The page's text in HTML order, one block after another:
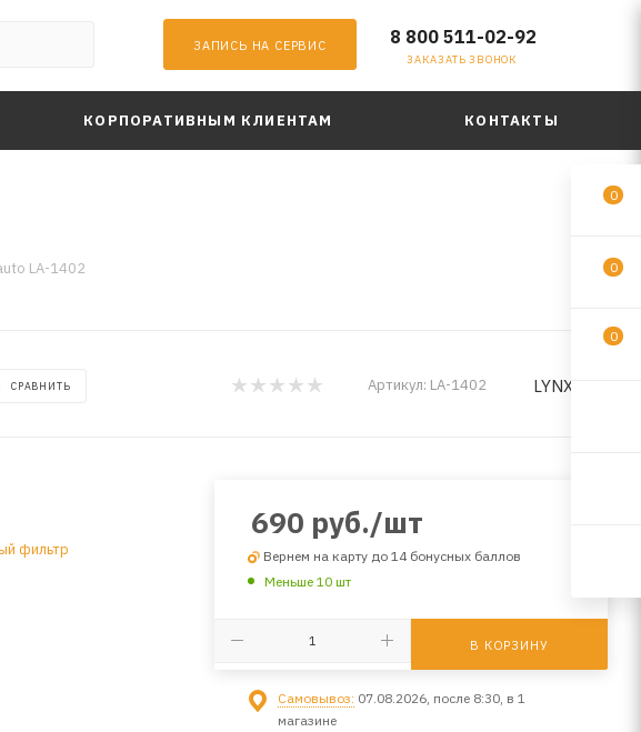
ЗАПИСЬ НА СЕРВИС 8 800 511-02-92
ЗАКАЗАТЬ ЗВОНОК
КОРПОРАТИВНЫМ КЛИЕНТАМ КОНТАКТЫ
LA-1402
СРАВНИТЬ Артикул: LA-1402 LYNXauto
фильтр
690 руб./шт
Вернем на карту до 14 бонусных баллов
Меньше 10 шт
В КОРЗИНУ
Самовывоз: 07.08.2026, после 8:30, в 1
магазине
0
0
0